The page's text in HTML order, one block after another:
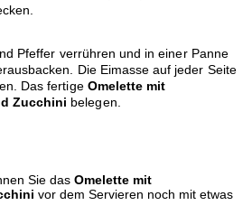
Pfeffer verrühren und in einer Panne
Die Eimasse auf jeder Seite
Das fertige Omelette mit
Zucchini belegen.
Sie das Omelette mit
vor dem Servieren noch mit etwas